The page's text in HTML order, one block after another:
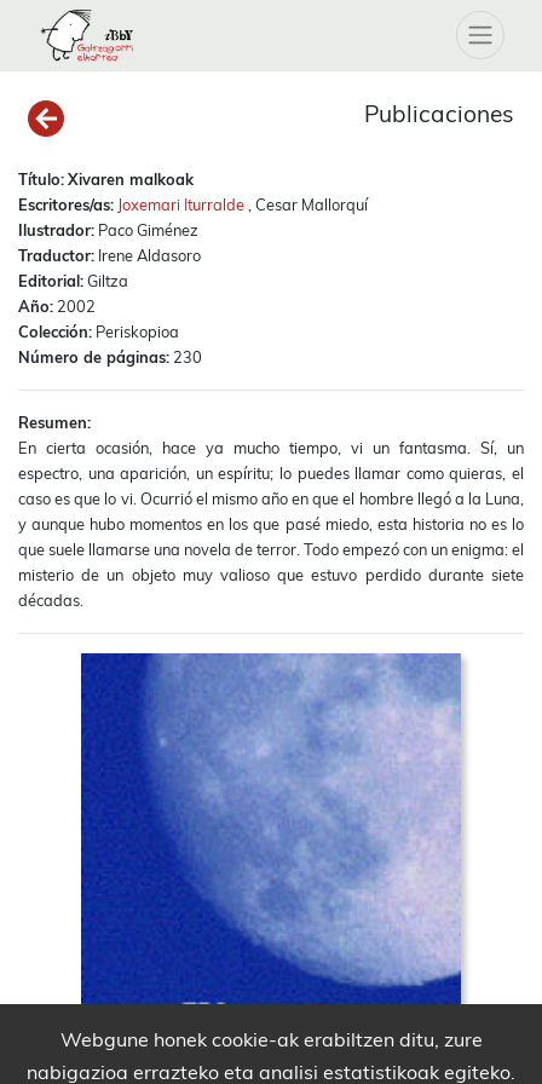
Publicaciones
Título:Xivaren malkoak
Escritores/as: Joxemari Iturralde , Cesar Mallorquí
Ilustrador: Paco Giménez
Traductor: Irene Aldasoro
Editorial:Giltza
Año: 2002
Colección: Periskopioa
Número de páginas: 230
Resumen:
En cierta ocasión, hace ya mucho tiempo, vi un fantasma. Sí, un
espectro, una aparición, un espíritu; lo puedes llamar como quieras, el
caso es que lo vi. Ocurrió el mismo año en que el hombre llegó a la Luna,
y aunque hubo momentos en los que pasé miedo, esta historia no es lo
que suele llamarse una novela de terror. Todo empezó con un enigma: el
misterio de un objeto muy valioso que estuvo perdido durante siete
décadas.
Webgune honek cookie-ak erabiltzen ditu, zure
nabigazioa errazteko eta analisi estatistikoak egiteko.